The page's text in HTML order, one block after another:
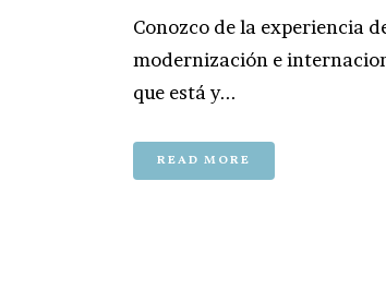
Conozco de la experiencia
modernización e
que está y...
READ MORE